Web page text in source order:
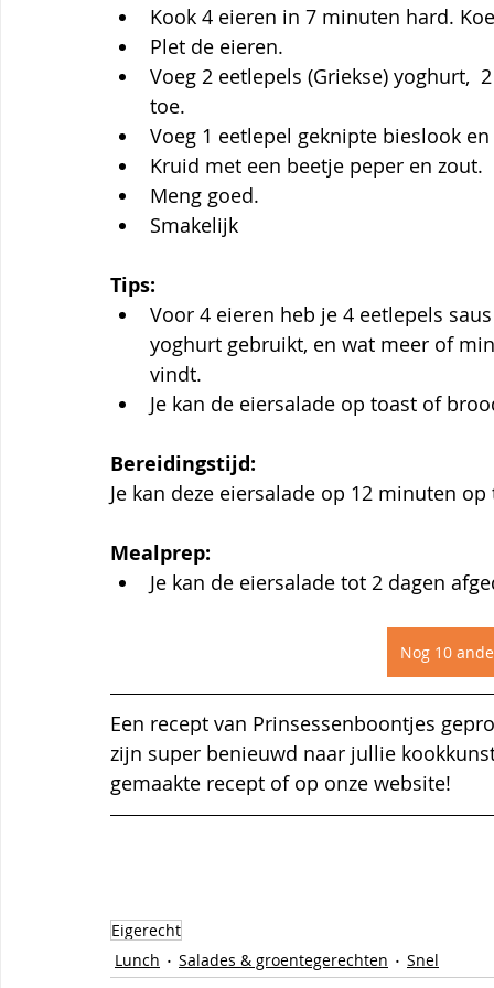
Kook 4 eieren in 7 minuten hard.
Plet de eieren.
Voeg 2 eetlepels (Griekse) yoghurt,
toe.
Voeg 1 eetlepel geknipte bieslook
Kruid met een beetje peper en zout.
Meng goed.
Smakelijk
Tips:
Voor 4 eieren heb je 4 eetlepels
yoghurt gebruikt, en wat meer of
vindt.
Je kan de eiersalade op toast of
Bereidingstijd:
Je kan deze eiersalade op 12 minuten op
Mealprep:
Je kan de eiersalade tot 2 dagen
Nog 10
Een recept van Prinsessenboontjes
zijn super benieuwd naar jullie
gemaakte recept of op onze website!
Eigerecht
Lunch
Salades & groentegerechten Snel